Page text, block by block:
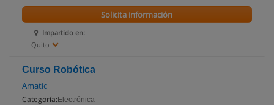
Impartido en:
Quito
Solicita información
Curso Robótica
Amatic
Categoría: Electrónica